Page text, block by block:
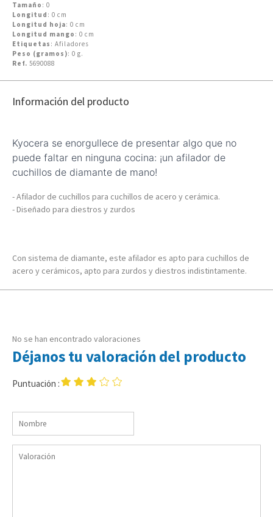
Tamaño : 0
Longitud : 0 cm
Longitud hoja: 0 cm
Longitud mango : 0 cm
Etiquetas : Afiladores
Peso (gramos): 0 g.
Ref. 5690088
Información del producto
Kyocera se enorgullece de presentar algo que no
puede faltar en ninguna cocina: ¡un afilador de
cuchillos de diamante de mano!
- Afilador de cuchillos para cuchillos de acero y cerámica.
- Diseñado para diestros y zurdos
Con sistema de diamante, este afilador es apto para cuchillos de
acero y cerámicos, apto para zurdos y diestros indistintamente.
No se han encontrado valoraciones
Déjanos tu valoración del producto
Puntuación :